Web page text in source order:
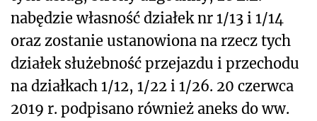
nabędzie własność działek nr 1/13 i 1/14
oraz zostanie ustanowiona na rzecz tych
działek służebność przejazdu i przechodu
na działkach 1/12, 1/22 i 1/26. 20 czerwca
2019 r. podpisano również aneks do ww.